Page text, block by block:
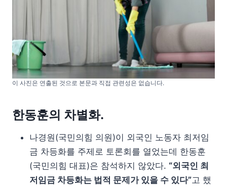
이 사진은 연출된 것으로 본문과 직접 관련성은 없습니다.
한동훈의 차별화.
나경원(국민의힘 의원)이 외국인 노동자 최저임
금 차등화를 주제로 토론회를 열었는데 한동훈
(국민의힘 대표)은 참석하지 않았다. “외국인 최
저임금 차등화는 법적 문제가 있을 수 있다”고 했